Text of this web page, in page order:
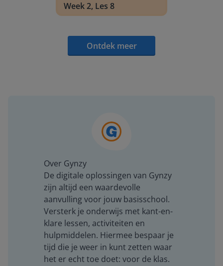
Week 2, Les 8
Ontdek meer
Over Gynzy
De digitale oplossingen van Gynzy
zijn altijd een waardevolle
aanvulling voor jouw basisschool.
Versterk je onderwijs met kant-en-
klare lessen, activiteiten en
hulpmiddelen. Hiermee bespaar je
tijd die je weer in kunt zetten waar
het er echt toe doet: voor de klas.